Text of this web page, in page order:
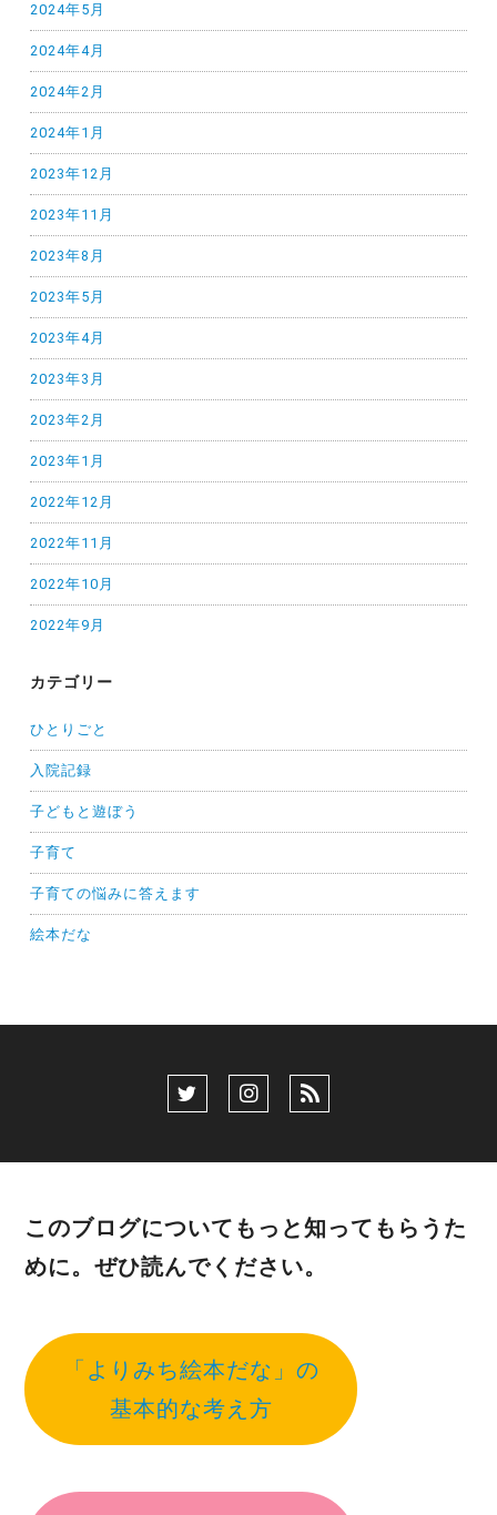
2024年5月
2024年4月
2024年2月
2024年1月
2023年12月
2023年11月
2023年8月
2023年5月
2023年4月
2023年3月
2023年2月
2023年1月
2022年12月
2022年11月
2022年10月
2022年9月
カテゴリー
ひとりごと
入院記録
子どもと遊ぼう
子育て
子育ての悩みに答えます
絵本だな
このブログについてもっと知ってもらうた
めに。ぜひ読んでください。
「よりみち絵本だな」の
基本的な考え方